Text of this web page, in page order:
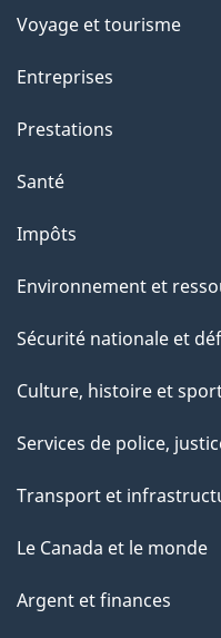
Voyage et tourisme
Entreprises
Prestations
Santé
Impôts
Environnement et
Sécurité nationale et
Culture, histoire et
Services de police,
Transport et
Le Canada et le monde
Argent et finances